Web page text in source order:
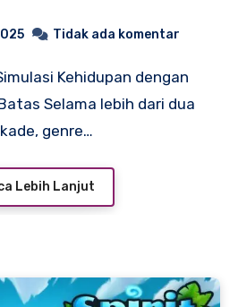
Tidak ada komentar
Selama lebih dari dua
genre…
Lebih Lanjut